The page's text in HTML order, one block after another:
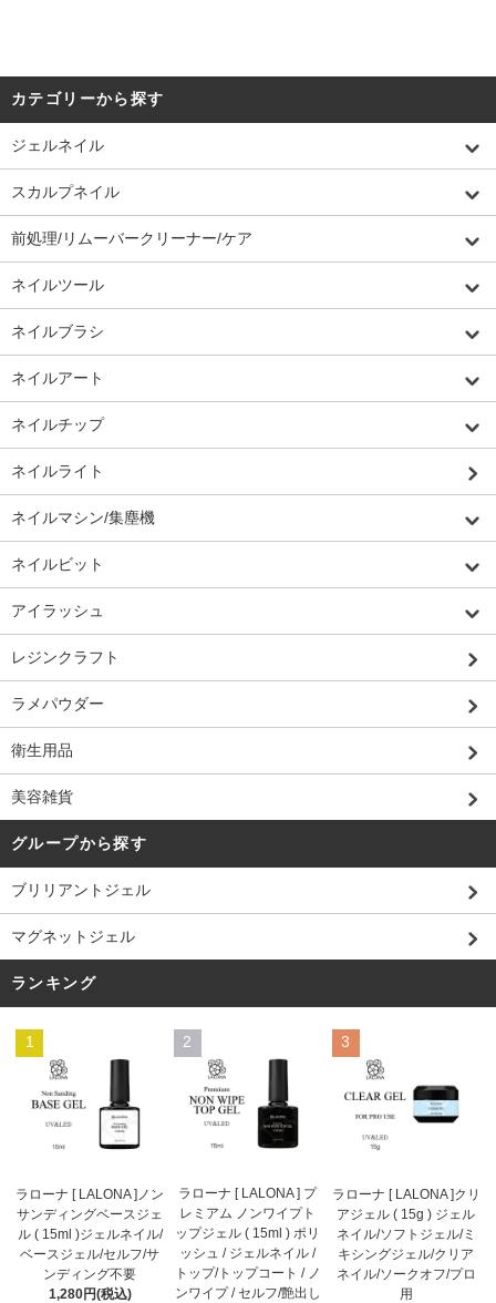
カテゴリーから探す
ジェルネイル
スカルプネイル
前処理/リムーバークリーナー/ケア
ネイルツール
ネイルブラシ
ネイルアート
ネイルチップ
ネイルライト
ネイルマシン/集塵機
ネイルビット
アイラッシュ
レジンクラフト
ラメパウダー
衛生用品
美容雑貨
グループから探す
ブリリアントジェル
マグネットジェル
ランキング
1
ラローナ [ LALONA ]ノン
サンディングベースジェ
ル ( 15ml )ジェルネイル/
ベースジェル/セルフ/サ
ンディング不要
1,280円(税込)
2
ラローナ [ LALONA ] プ
レミアム ノンワイプト
ップジェル ( 15ml ) ポリ
ッシュ / ジェルネイル /
トップ/トップコート / ノ
ンワイプ / セルフ/艶出し
3
ラローナ [ LALONA ]クリ
アジェル ( 15g ) ジェル
ネイル/ソフトジェル/ミ
キシングジェル/クリア
ネイル/ソークオフ/プロ
用